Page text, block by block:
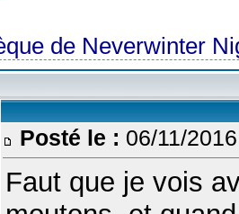
de Neverwinter
Posté le : 06/11/
Faut que je vois